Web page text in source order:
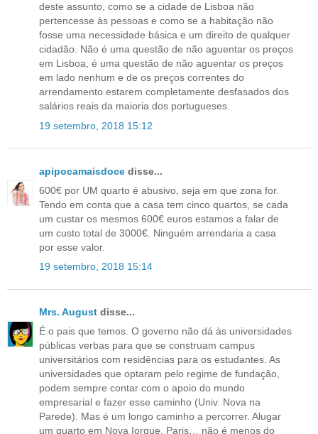
deste assunto, como se a cidade de Lisboa não
pertencesse às pessoas e como se a habitação não
fosse uma necessidade básica e um direito de qualquer
cidadão. Não é uma questão de não aguentar os preços
em Lisboa, é uma questão de não aguentar os preços
em lado nenhum e de os preços correntes do
arrendamento estarem completamente desfasados dos
salários reais da maioria dos portugueses.
19 setembro, 2018 15:12
apipocamaisdoce disse...
600€ por UM quarto é abusivo, seja em que zona for.
Tendo em conta que a casa tem cinco quartos, se cada
um custar os mesmos 600€ euros estamos a falar de
um custo total de 3000€. Ninguém arrendaria a casa
por esse valor.
19 setembro, 2018 15:14
Mrs. August disse...
É o pais que temos. O governo não dá às universidades
públicas verbas para que se construam campus
universitários com residências para os estudantes. As
universidades que optaram pelo regime de fundação,
podem sempre contar com o apoio do mundo
empresarial e fazer esse caminho (Univ. Nova na
Parede). Mas é um longo caminho a percorrer. Alugar
um quarto em Nova Iorque, Paris… não é menos do